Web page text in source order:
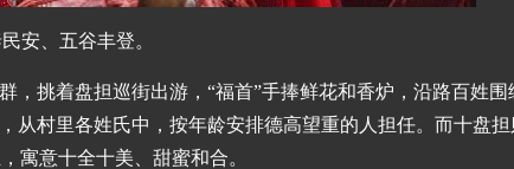
安、五谷丰登。
，挑着盘担巡街出游，“福首”手捧鲜花和香炉，沿路百姓围
从村里各姓氏中，按年龄安排德高望重的人担任。而十盘担
寓意十全十美、甜蜜和合。